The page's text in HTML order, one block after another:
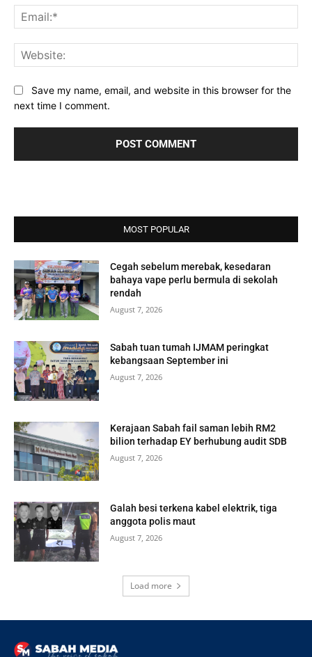
Save my name, email, and website in this browser for the
next time I comment.
MOST POPULAR
Cegah sebelum merebak, kesedaran
bahaya vape perlu bermula di sekolah
rendah
August 7, 2026
Sabah tuan tumah IJMAM peringkat
kebangsaan September ini
August 7, 2026
Kerajaan Sabah fail saman lebih RM2
bilion terhadap EY berhubung audit SDB
August 7, 2026
Galah besi terkena kabel elektrik, tiga
anggota polis maut
August 7, 2026
Load more